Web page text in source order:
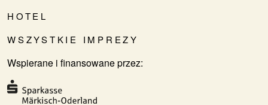
HOTEL
WSZYSTKIE IMPREZY
Wspierane i finansowane przez: